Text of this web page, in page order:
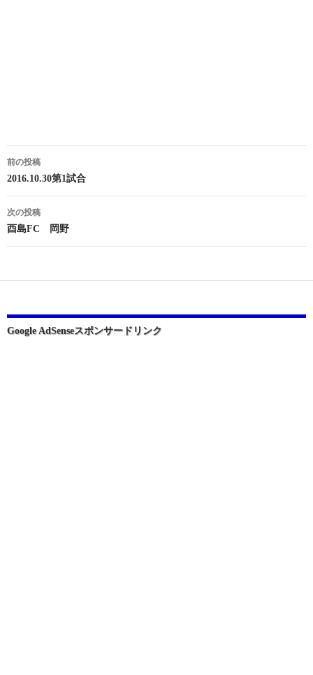
投
稿
ナ
ビ
ー
ョ
前の投稿
2016.10.30第1試合
次の投稿
酉島FC 岡野
Google AdSenseスポンサードリンク